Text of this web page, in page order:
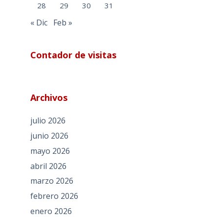
28 29 30 31
« Dic Feb »
Contador de visitas
Archivos
julio 2026
junio 2026
mayo 2026
abril 2026
marzo 2026
febrero 2026
enero 2026